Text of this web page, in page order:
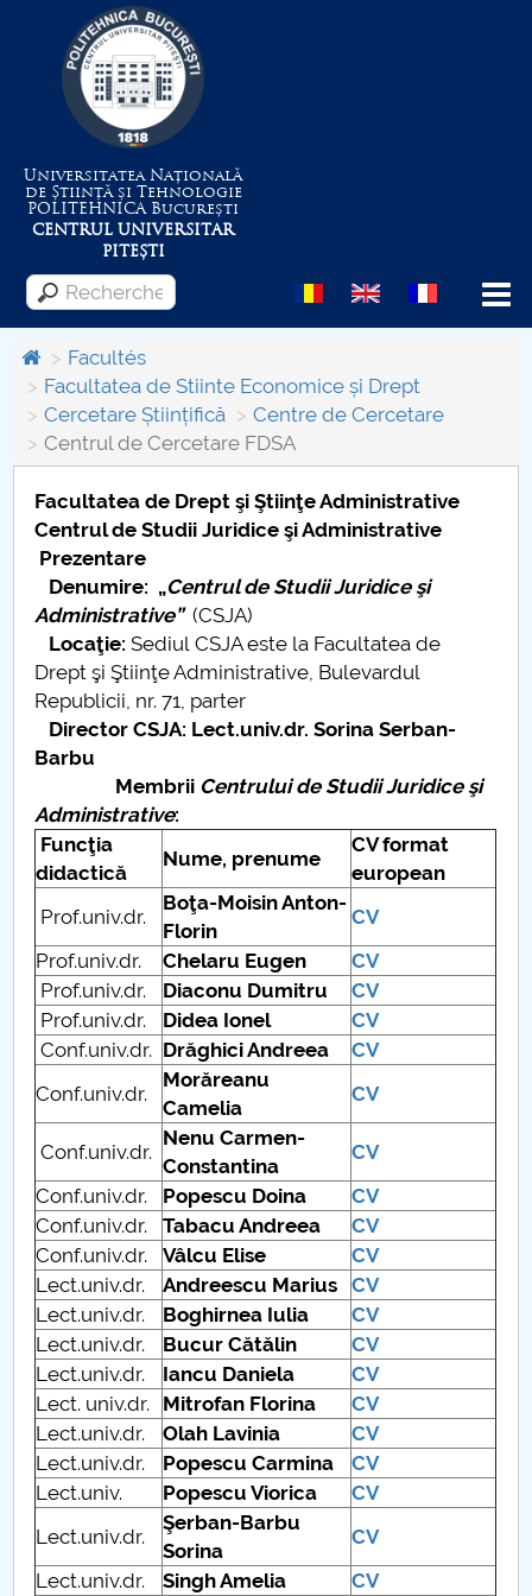
Universitatea Națională
de Știință și Tehnologie
POLITEHNICABucurești
CENTRUL UNIVERSITAR
PITEȘTI
Menu
Despre Universitate
Centrul de Management al Proiectelor
Conseil d'administration
Nr. de telefon si adrese Facultăți
Informations sur l'admission
Români de pretutindeni - ADMITERE
Sénat universitaire
Facultés
STUDENTI CUP
Ghiduri pentru STUDENȚI
Relations publiques
Relations Internationales
Proiect (PRIM STUD)
Proiect SU-ETIC
Protection des données personnelles
Université pour la communauté
Études doctorales
Comisie de etica unversitară
Evenimente CUP
Accesibilitate pentru studenții cu dizabilități
Facultés
Facultatea de Stiinte Economice și Drept
Cercetare Științifică
Centre de Cercetare
Centrul de Cercetare FDSA
Facultatea de Drept şi Ştiinţe Administrative
Centrul de Studii Juridice şi Administrative
Prezentare
Denumire: „Centrul de Studii Juridice şi
Administrative”(CSJA)
Locaţie: Sediul CSJA este la Facultatea de
Drept şi Ştiinţe Administrative, Bulevardul
Republicii, nr. 71, parter
Director CSJA: Lect.univ.dr. Sorina Serban-
Barbu
Membrii Centrului de Studii Juridice şi
Administrative:
Funcţia
didactică
Nume, prenume
CV format
european
Prof.univ.dr.
Boţa-Moisin Anton-
Florin
CV
Prof.univ.dr.
Chelaru Eugen
CV
Prof.univ.dr.
Diaconu Dumitru
CV
Prof.univ.dr.
Didea Ionel
CV
Conf.univ.dr. Drăghici Andreea
CV
Conf.univ.dr.
Morăreanu
Camelia
CV
Conf.univ.dr.
Nenu Carmen-
Constantina
CV
Conf.univ.dr.
Popescu Doina
CV
Conf.univ.dr.
Tabacu Andreea
CV
Conf.univ.dr.
Vâlcu Elise
CV
Lect.univ.dr.
Andreescu Marius
CV
Lect.univ.dr.
Boghirnea Iulia
CV
Lect.univ.dr.
Bucur Cătălin
CV
Lect.univ.dr.
Iancu Daniela
CV
Lect. univ.dr. Mitrofan Florina
CV
Lect.univ.dr.
Olah Lavinia
CV
Lect.univ.dr.
Popescu Carmina
CV
Lect.univ.
Popescu Viorica
CV
Lect.univ.dr.
Şerban-Barbu
Sorina
CV
Lect.univ.dr.
Singh Amelia
CV